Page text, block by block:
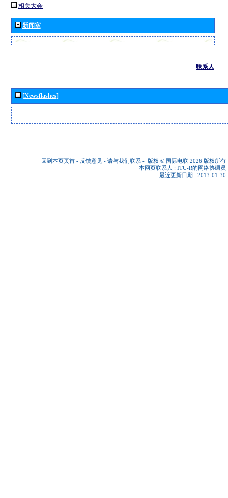
相关大会
新闻室
联系人
[Newsflashes]
回到本页页首 - 反馈意见 - 请与我们联系 - 版权 © 国际电联 2026 版权所有
本网页联系人 : ITU-R的网络协调员
最近更新日期 : 2013-01-30